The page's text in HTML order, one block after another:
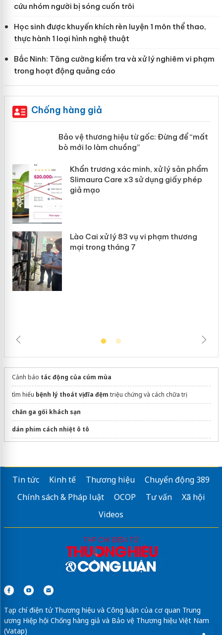
cứu nhóm người bị sóng cuốn trôi
Học sinh được khuyến khích rèn luyện 1 môn thể thao,
thực hành 1 loại hình nghệ thuật
Bắc Ninh: Tăng cường kiểm tra và xử lý nghiêm vi phạm
trong hoạt động quảng cáo
Chống hàng giả
Bảo vệ thương hiệu từ gốc: Đừng để
“mất bò mới lo làm chuồng”
Cảnh báo tác động của cúm mùa
tìm hiểu bệnh lý thoát vị đĩa đệm triệu chứng và cách chữa trị
chăn ga gối khách sạn
dán phim cách nhiệt ô tô
trị mụn lưng giá bao nhiêu
Dĩa sứ kiểu long phương
Điều trị thoái hóa khớp cổ tay
Eva xinh
iteracare việt nam
Tin tức Kinh tế Thương hiệu
Chuyển động 389
Chính sách & Pháp luật
OCOP Tư vấn
Xã hội
Videos
Tạp chí điện tử Thương hiệu và Công luận của cơ quan Trung
ương Hiệp hội Chống hàng giả và Bảo vệ Thương hiệu Việt Nam
(Vatap)